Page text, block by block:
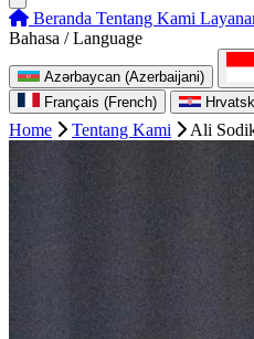
Beranda Tentang Kami
Bahasa / Language
Azərbaycan (Azerbaijani)
Français (French)
Home Tentang Kami Ali